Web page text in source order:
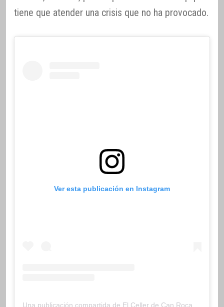
tiene que atender una crisis que no ha provocado.
Ver esta publicación en Instagram